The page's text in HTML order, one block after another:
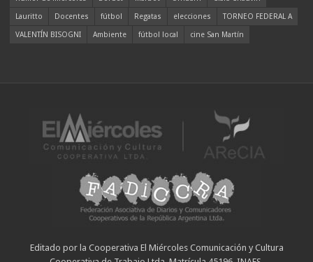
Lauritto
Docentes fútbol Regatas elecciones
TORNEO FEDERAL A
VALENTÍN BISOGNI
Ambiente fútbol local cine San Martín
Editado por la Cooperativa El Miércoles Comunicación y Cultura